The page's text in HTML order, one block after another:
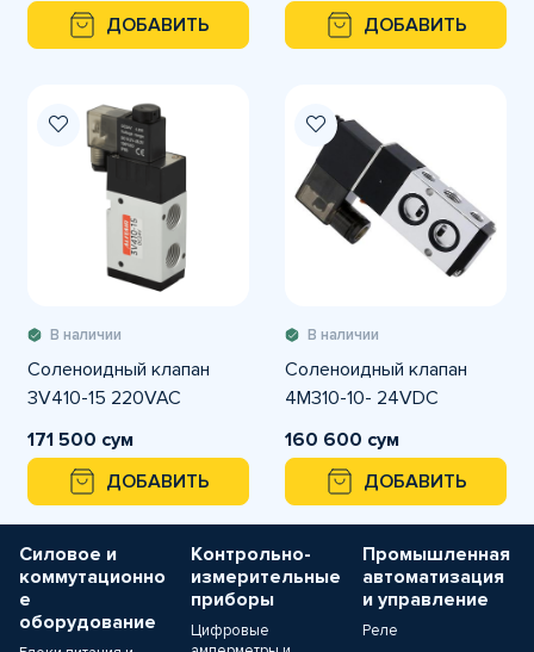
ДОБАВИТЬ
ДОБАВИТЬ
В наличии
Соленоидный клапан
3V410-15 220VAC
171 500 сум
ДОБАВИТЬ
В наличии
Соленоидный клапан
4M310-10- 24VDC
160 600 сум
ДОБАВИТЬ
Силовое и
коммутационно
е
оборудование
Контрольно-
измерительные
приборы
Цифровые
Промышленная
автоматизация
и управление
Реле